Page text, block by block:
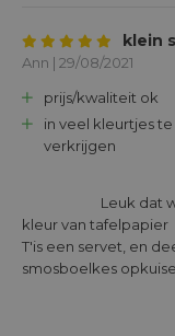
klein
Ann | 29/08/2021
prijs/kwaliteit ok
in veel kleurtjes te
verkrijgen
kleur van tafelpapier
T'is een servet, en
smosboelkes